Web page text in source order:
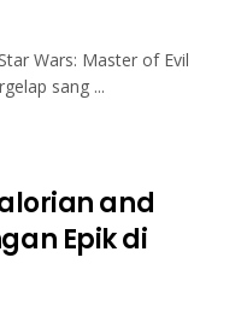
Wars: Master of Evil
sang ...
and
Epik di